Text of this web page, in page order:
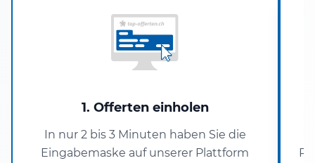
1. Offerten einholen
In nur 2 bis 3 Minuten haben Sie die
Eingabemaske auf unserer Plattform